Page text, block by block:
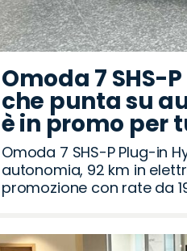
Omoda 7 SHS-
che punta su
è in promo per
Omoda 7 SHS-P Plug-in
autonomia, 92 km in
promozione con rate da